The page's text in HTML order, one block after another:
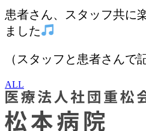
患者さん、スタッフ共に
ました
（スタッフと患者さんで
ALL